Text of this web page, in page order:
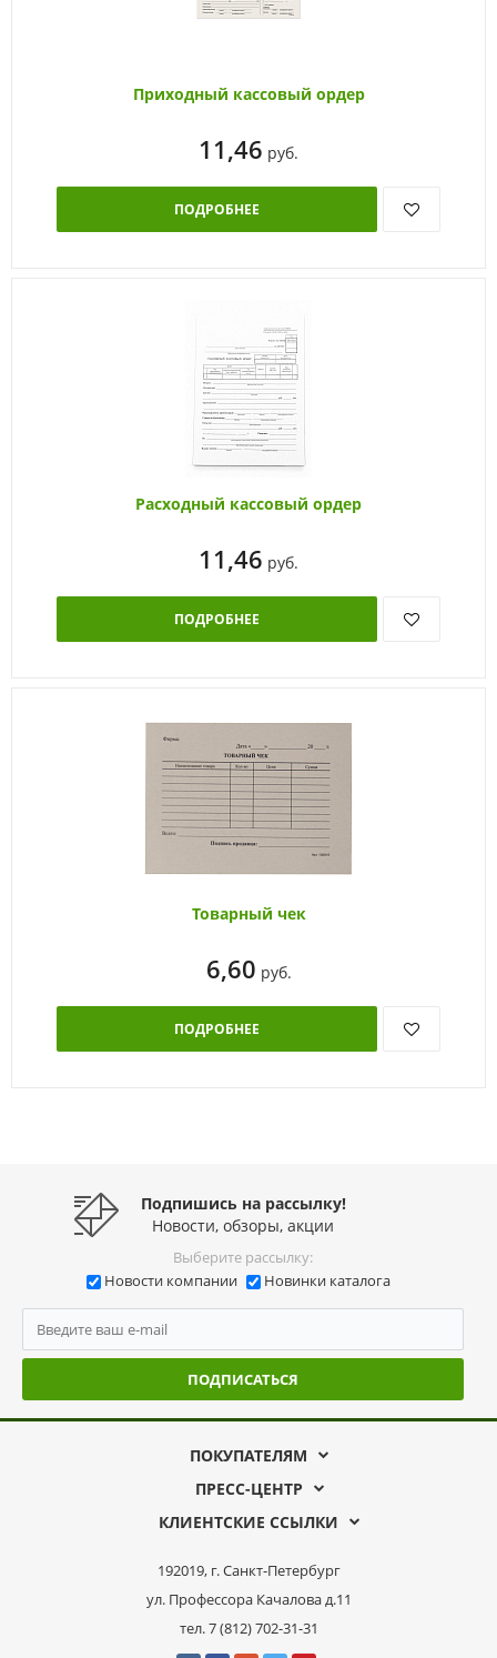
Приходный кассовый ордер
11,46 руб.
ПОДРОБНЕЕ
Расходный кассовый ордер
11,46 руб.
ПОДРОБНЕЕ
Товарный чек
6,60 руб.
ПОДРОБНЕЕ
Подпишись на рассылку!
Новости, обзоры, акции
Выберите рассылку:
Новости компании
Новинки каталога
ПОДПИСАТЬСЯ
ПОКУПАТЕЛЯМ
ПРЕСС-ЦЕНТР
КЛИЕНТСКИЕ ССЫЛКИ
192019, г. Санкт-Петербург
ул. Профессора Качалова д.11
тел. 7 (812) 702-31-31